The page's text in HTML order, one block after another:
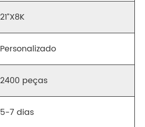
21”X8K
Personalizado
2400 peças
5-7 dias